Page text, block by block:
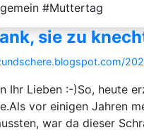
#Muttertag
sie zu
Ihr Lieben :-)So, heute
vor einigen Jahren
war da dieser